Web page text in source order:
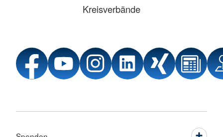
Kreisverbände